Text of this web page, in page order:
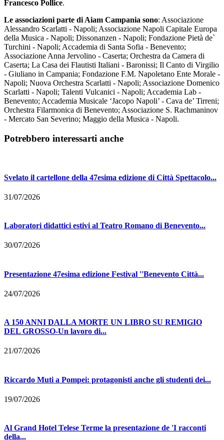
Francesco Pollice.
Le associazioni parte di Aiam Campania sono: Associazione
Alessandro Scarlatti - Napoli; Associazione Napoli Capitale Europa
della Musica - Napoli; Dissonanzen - Napoli; Fondazione Pietà de`
Turchini - Napoli; Accademia di Santa Sofia - Benevento;
Associazione Anna Jervolino - Caserta; Orchestra da Camera di
Caserta; La Casa dei Flautisti Italiani - Baronissi; Il Canto di Virgilio
- Giuliano in Campania; Fondazione F.M. Napoletano Ente Morale -
Napoli; Nuova Orchestra Scarlatti - Napoli; Associazione Domenico
Scarlatti - Napoli; Talenti Vulcanici - Napoli; Accademia Lab -
Benevento; Accademia Musicale ‘Jacopo Napoli’ - Cava de’ Tirreni;
Orchestra Filarmonica di Benevento; Associazione S. Rachmaninov
- Mercato San Severino; Maggio della Musica - Napoli.
Potrebbero interessarti anche
Svelato il cartellone della 47esima edizione di Città Spettacolo...
31/07/2026
Laboratori didattici estivi al Teatro Romano di Benevento...
30/07/2026
Presentazione 47esima edizione Festival ''Benevento Città...
24/07/2026
A 150 ANNI DALLA MORTE UN LIBRO SU REMIGIO
DEL GROSSO-Un lavoro di...
21/07/2026
Riccardo Muti a Pompei: protagonisti anche gli studenti dei...
19/07/2026
Al Grand Hotel Telese Terme la presentazione de 'I racconti
della...